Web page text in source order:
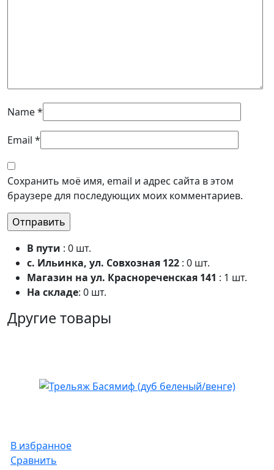
Name*
Email *
Сохранить моё имя, email и адрес сайта в этом
браузере для последующих моих комментариев.
В пути : 0 шт.
с. Ильинка, ул. Совхозная 122 : 0 шт.
Магазин на ул. Краснореченская 141 : 1 шт.
На складе: 0 шт.
Другие товары
В избранное
Сравнить